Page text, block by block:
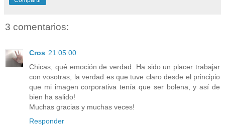
3 comentarios:
Cros 21:05:00
Chicas, qué emoción de verdad. Ha sido un placer trabajar
con vosotras, la verdad es que tuve claro desde el principio
que mi imagen corporativa tenía que ser bolena, y así de
bien ha salido!
Muchas gracias y muchas veces!
Responder